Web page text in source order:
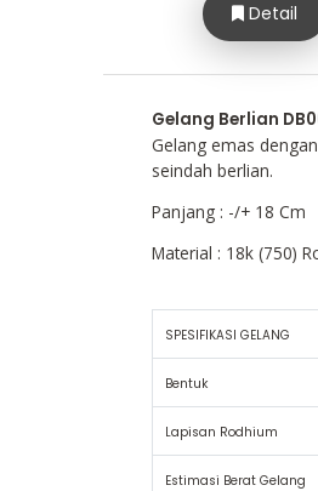
Detail
Gelang Berlian
Gelang emas
seindah berlian.
Panjang : -/+ 18 Cm
Material : 18k (750)
SPESIFIKASI GELANG
Bentuk
Lapisan Rodhium
Estimasi Berat Gelang